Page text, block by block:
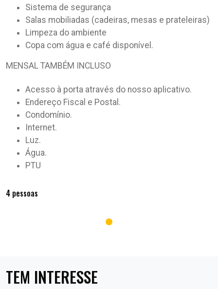
Sistema de segurança
Salas mobiliadas (cadeiras, mesas e prateleiras)
Limpeza do ambiente
Copa com água e café disponível.
MENSAL TAMBÉM INCLUSO
Acesso à porta através do nosso aplicativo.
Endereço Fiscal e Postal.
Condomínio.
Internet.
Luz.
Água.
PTU
4 pessoas
TEM INTERESSE